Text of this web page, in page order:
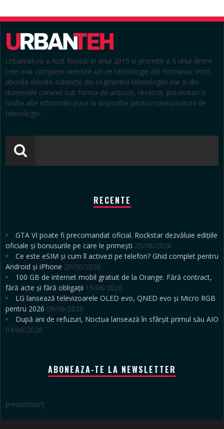
Urbanteh.ro a fost fondat in anul 2015 si promite a fi unul dintre
cele mai complete website-uri de tehnologie din Romania. Vom
aborda diferite subiecte din segmentul tehnologiei dar si din
domeniile conexe sub forma de articole, recenzii, prezentari si
multe alte informatii puse la dispozitie pentru consumatorii de
tehnologie.
RECENTE
GTA VI poate fi precomandat oficial. Rockstar dezvăluie edițiile
oficiale și bonusurile pe care le primești 25/06/2026
Ce este eSIM și cum îl activezi pe telefon? Ghid complet pentru
Android și iPhone 20/06/2026
100 GB de internet mobil gratuit de la Orange. Fără contract,
fără acte și fără obligații 19/06/2026
LG lansează televizoarele OLED evo, QNED evo și Micro RGB
pentru 2026 09/06/2026
După ani de refuzuri, Noctua lansează în sfârșit primul său AIO
04/06/2026
ABONEAZA-TE LA NEWSLETTER
[newsletter]